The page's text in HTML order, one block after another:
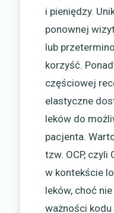
i pieniędzy.
ponownej
lub
korzyść.
częściowej
elastyczne
leków do
pacjenta.
tzw. OCP, czyli
w kontekście
leków, choć
ważności